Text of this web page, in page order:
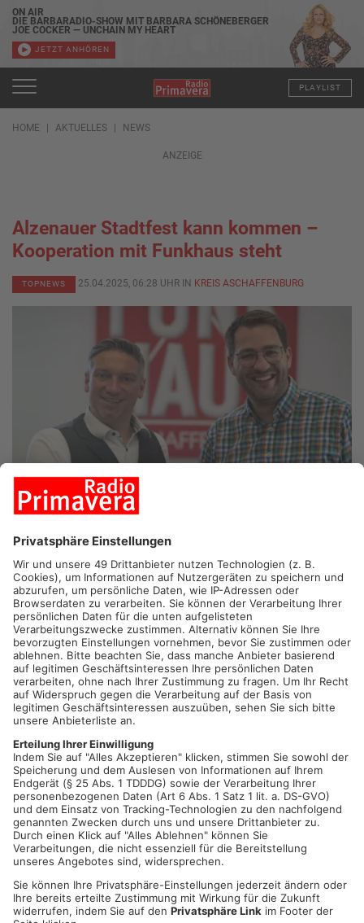
ON AIR
DIE BARBARADIO-SHOW MIT BARBARA SCHÖNEBERGER
JOE COCKER — UNCHAIN MY HEART
JETZT ANHÖREN
PLAYLIST
HOME AKTUELLES NEWS
ANZEIGE
Alzenauer Stadtfest kann kommen –
Kooperation mit Funkhaus steht
TOPNEWS 25.04.2025, 06:28 UHR IN KREIS ASCHAFFENBURG
ALZENAU/ASCHAFFENBURG.Das Alzenauer Stadtfest kann
kommen! Das Funkhaus Aschaffenburg steht als
Kooperationspartner bereit. Am Abend hat der Alzenauer
Stadtrat zugestimmt, die Kosten für das Stadtfest wieder in
den Haushalt aufzunehmen. Jetzt muss der Haushalt in der
kommenden Sitzung nur noch abgesegnet werden, dann kann
es mit den Planungen losgehen.
Bereits im März war das Stadtfest Thema im Stadtrat: Wegen
der angespannten Finanzlage stand es da schon auf der Kippe.
Gemeinsam mit dem Funkhaus beschloss die Stadt Alzenau,
das Fest nach Möglichkeit nicht ins Wasser fallen zu lassen.
Wie es weiter geht, wird sich in den kommenden Wochen
entscheiden. Aber wir wollen das Fest erhalten und hoffen auf
eine positive Entscheidung des Stadtrates.
Artikel teilen
ANZEIGE